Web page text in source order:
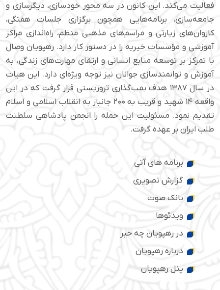
فعالیت می‌کند. این کانون در سه محور خودسازی، دیگرسازی و
جامعه‌سازی، برنامه‌هایی همچون برگزاری جلسات هفتگی،
کاروان‌های زیارتی و مراسم‌های مذهبی منظم، راه‌اندازی مراکز
آموزشی و مؤسسات خیریه را در دستور کار دارد. رهپویان وصال
با تمرکز بر توسعه منابع انسانی و ارتقای مهارت‌های زندگی، به
آموزش و توانمندسازی جوانان نیز توجه ویژه‌ای دارد. این هیات
در سال ۱۳۸۷ هدف بمب‌گذاری تروریستی قرار گرفت که در این
واقعه ۱۴ شهید و قریب به ۲۰۰ جانباز به انقلاب اسلامی و اسلام
تقدیم نمود. مسئولیت این حمله را انجمن پادشاهی سلطنت
طلب ایران بر عهده گرفت.
برنامه های آتی
گزارش تصویری
بانک صوت
ویدئوها
در رهپویان چه خبر
درباره رهپویان
پنل رهپویان